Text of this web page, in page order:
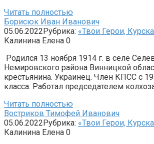
Читать полностью
Борисюк Иван Иванович
05.06.2022Рубрика: «Твои Герои,
Калинина Елена 0
Родился 13 ноября 1914 г. в селе
Немировского района Винницкой
крестьянина. Украинец. Член КПСС с
класса. Работал председателем
Читать полностью
Востриков Тимофей Иванович
05.06.2022Рубрика: «Твои Герои,
Калинина Елена 0